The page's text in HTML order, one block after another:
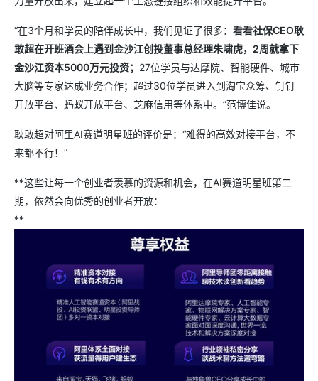
“在3个月和学员的陪伴成长中，我们见证了很多： 看看社保CEO耿
敢超在开班酒会上遇到金沙江创投董事总经理朱啸虎，2周就拿下
金沙江资本5000万元投资； 27位学员与达摩院、智能硬件、城市
大脑等专家达成业务合作；超过30位学员进入到淘宝众筹、钉钉
开放平台、蚂蚁开放平台、芝麻信用等体系中。”范博佳说。
耿敢超对阿里AI赛道明星班的评价是：“难得的高效对接平台，不
来都不行！”
**这些让每一个创业者羡慕的资源和机会，在AI赛道明星班第二
期，依然会向优秀的创业者开放：
**